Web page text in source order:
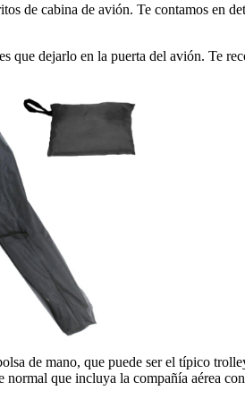
de cabina de avión. Te contamos en
dejarlo en la puerta del avión. Te
de mano, que puede ser el típico
que incluya la compañía aérea